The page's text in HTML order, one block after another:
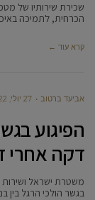
שכירת שירותיו של
הכרחית, לתמיכה
קרא עוד ←
אביעד ברטוב 27 יולי, 2022
הפיגוע
דקה אחרי
משטרת ישראל ושירות
בגשר הולכי הרגל בין